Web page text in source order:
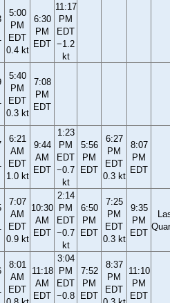
5:00
PM
EDT
0.4 kt
6:30
PM
EDT
11:17
PM
EDT
−1.2
kt
5:40
PM
EDT
0.3 kt
7:08
PM
EDT
6:21
AM
EDT
1.0 kt
9:44
AM
EDT
1:23
PM
EDT
−0.7
kt
5:56
PM
EDT
6:27
PM
EDT
0.3 kt
8:07
PM
EDT
7:07
AM
EDT
0.9 kt
10:30
AM
EDT
2:14
PM
EDT
−0.7
kt
6:50
PM
EDT
7:25
PM
EDT
0.3 kt
9:35
PM
EDT
8:01
AM
EDT
11:18
AM
EDT
3:04
PM
EDT
−0.8
7:52
PM
EDT
8:37
PM
EDT
11:10
PM
EDT